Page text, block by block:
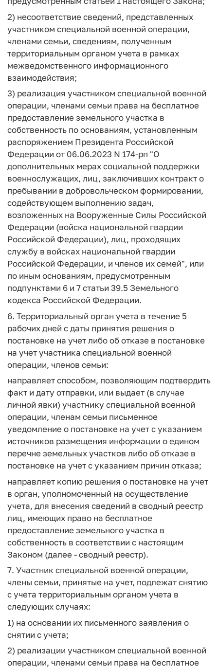
2) несоответствие сведений, представленных
участником специальной военной операции,
членами семьи, сведениям, полученным
территориальным органом учета в рамках
межведомственного информационного
взаимодействия;
3) реализация участником специальной военной
операции, членами семьи права на бесплатное
предоставление земельного участка в
собственность по основаниям, установленным
распоряжением Президента Российской
Федерации от 06.06.2023 N 174-рп "О
дополнительных мерах социальной поддержки
военнослужащих, лиц, заключивших контракт о
пребывании в добровольческом формировании,
содействующем выполнению задач,
возложенных на Вооруженные Силы Российской
Федерации (войска национальной гвардии
Российской Федерации), лиц, проходящих
службу в войсках национальной гвардии
Российской Федерации, и членов их семей", или
по иным основаниям, предусмотренным
подпунктами 6 и 7 статьи 39.5 Земельного
кодекса Российской Федерации.
6. Территориальный орган учета в течение 5
рабочих дней с даты принятия решения о
постановке на учет либо об отказе в постановке
на учет участника специальной военной
операции, членов семьи:
направляет способом, позволяющим подтвердить
факт и дату отправки, или выдает (в случае
личной явки) участнику специальной военной
операции, членам семьи письменное
уведомление о постановке на учет с указанием
источников размещения информации о едином
перечне земельных участков либо об отказе в
постановке на учет с указанием причин отказа;
направляет копию решения о постановке на учет
в орган, уполномоченный на осуществление
учета, для внесения сведений в сводный реестр
лиц, имеющих право на бесплатное
предоставление земельного участка в
собственность в соответствии с настоящим
Законом (далее - сводный реестр).
7. Участник специальной военной операции,
члены семьи, принятые на учет, подлежат снятию
с учета территориальным органом учета в
следующих случаях:
1) на основании их письменного заявления о
снятии с учета;
2) реализации участником специальной военной
операции, членами семьи права на бесплатное